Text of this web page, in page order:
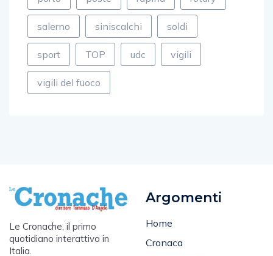
salerno siniscalchi soldi
sport TOP udc vigili
vigili del fuoco
Le Cronache, il primo
quotidiano interattivo in
Italia.
Cronaca
Salernitana